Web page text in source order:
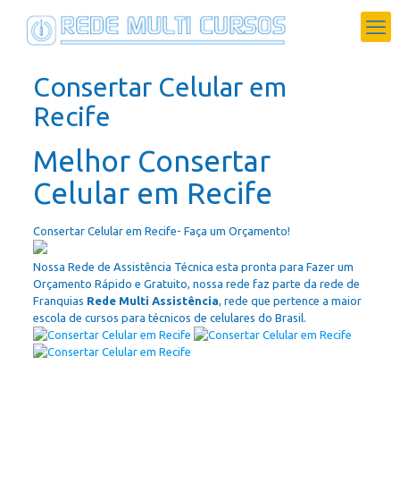
Consertar Celular em
Recife
Melhor Consertar
Celular em Recife
Consertar Celular em Recife- Faça um Orçamento!
Nossa Rede de Assistência Técnica esta pronta para Fazer um
Orçamento Rápido e Gratuito, nossa rede faz parte da rede de
Franquias Rede Multi Assistência, rede que pertence a maior
escola de cursos para técnicos de celulares do Brasil.